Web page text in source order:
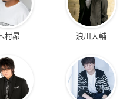
村昴 浪川大輔